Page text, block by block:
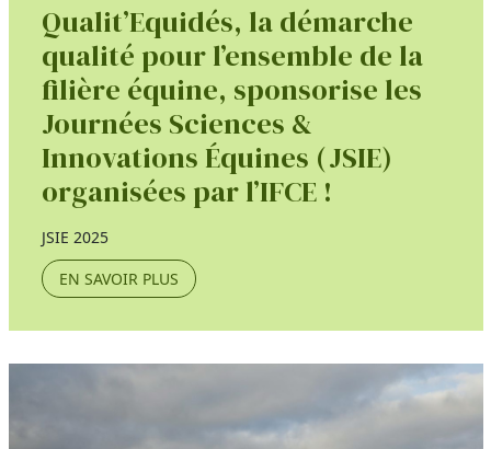
Qualit’Equidés, la démarche
qualité pour l’ensemble de la
filière équine, sponsorise les
Journées Sciences &
Innovations Équines (JSIE)
organisées par l’IFCE !
JSIE 2025
EN SAVOIR PLUS